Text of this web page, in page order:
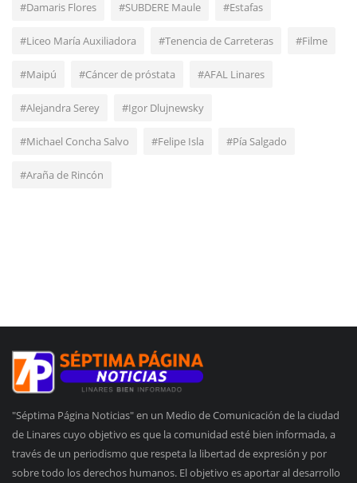
#Damaris Flores #SUBDERE Maule #Estafas
#Liceo María Auxiliadora #Tenencia de Carreteras #Filme
#Maipú #Cáncer de próstata #AFAL Linares
#Alejandra Serey #Igor Dlujnewsky
#Michael Concha Salvo #Felipe Isla #Pía Salgado
#Araña de Rincón
"Séptima Página Noticias" en un Medio de Comunicación de la ciudad
de Linares cuyo objetivo es que la comunidad esté bien informada, a
través de un periodismo que respeta la libertad de expresión y por
sobre todo los derechos humanos. El objetivo es aportar al desarrollo